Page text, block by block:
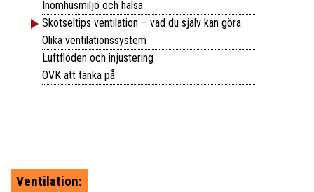
Inomhusmiljö och hälsa
Skötseltips ventilation – vad du själv kan göra
Olika ventilationssystem
Luftflöden och injustering
OVK att tänka på
Ventilation: